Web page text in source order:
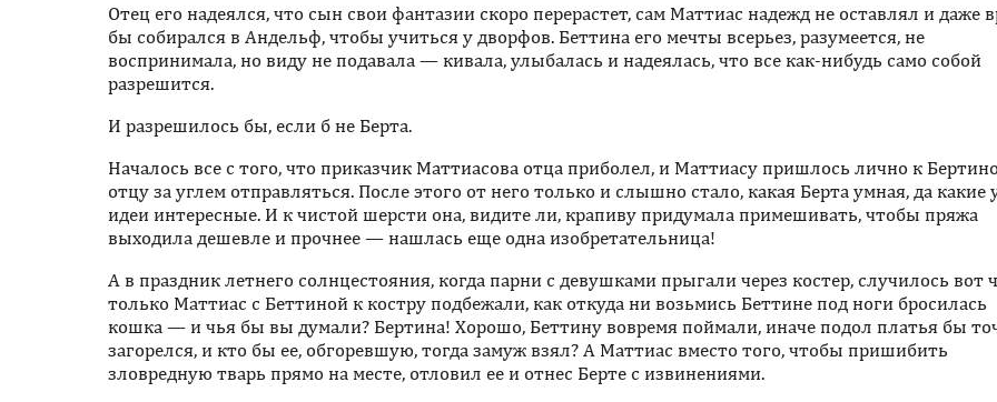
Отец его надеялся, что сын свои фантазии скоро перерастет, сам Маттиас надежд не оставлял и даже
бы собирался в Андельф, чтобы учиться у дворфов. Беттина его мечты всерьез, разумеется, не
воспринимала, но виду не подавала — кивала, улыбалась и надеялась, что все как-нибудь само собой
разрешится.
И разрешилось бы, если б не Берта.
Началось все с того, что приказчик Маттиасова отца приболел, и Маттиасу пришлось лично к
отцу за углем отправляться. После этого от него только и слышно стало, какая Берта умная, да какие
идеи интересные. И к чистой шерсти она, видите ли, крапиву придумала примешивать, чтобы пряжа
выходила дешевле и прочнее — нашлась еще одна изобретательница!
А в праздник летнего солнцестояния, когда парни с девушками прыгали через костер, случилось вот
только Маттиас с Беттиной к костру подбежали, как откуда ни возьмись Беттине под ноги бросилась
кошка — и чья бы вы думали? Бертина! Хорошо, Беттину вовремя поймали, иначе подол платья бы
загорелся, и кто бы ее, обгоревшую, тогда замуж взял? А Маттиас вместо того, чтобы пришибить
зловредную тварь прямо на месте, отловил ее и отнес Берте с извинениями.